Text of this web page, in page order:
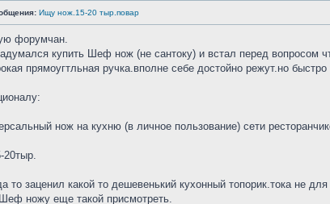
Ищу нож.15-20 тыр.повар
форумчан.
купить Шеф нож (не сантоку) и встал перед вопросом
прямоугтльная ручка.вполне себе достойно режут.но быстро
нож на кухню (в личное пользование) сети
20тыр.
то заценил какой то дешевенький кухонный топорик.тока не
ножу еще такой присмотреть.